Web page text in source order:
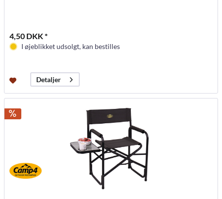
4,50 DKK *
I øjeblikket udsolgt, kan bestilles
Detaljer